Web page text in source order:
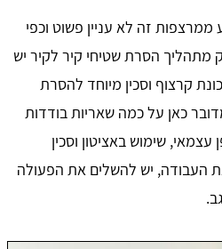
זה לא עניין פשוט וכפי
הסרת שטיחי קיר לקיר יש
קרצוף וסכין מיוחד להסרת
כאן על כמה שאריות בודדות
שימוש באציטון וסכין
העבודה, יש להשלים את הפעולה